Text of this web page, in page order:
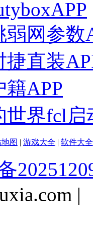
弱网参数
捷直装
籍APP
世界fcl启
图 | 游戏大全 | 软件大全
|